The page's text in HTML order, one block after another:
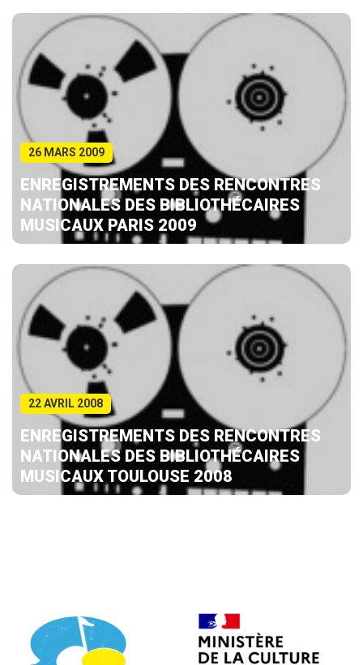
26 MARS 2009
ENREGISTREMENTS DES RENCONTRES
NATIONALES DES BIBLIOTHÉCAIRES
MUSICAUX PARIS 2009
22 AVRIL 2008
ENREGISTREMENTS DES RENCONTRES
NATIONALES DES BIBLIOTHÉCAIRES
MUSICAUX TOULOUSE 2008